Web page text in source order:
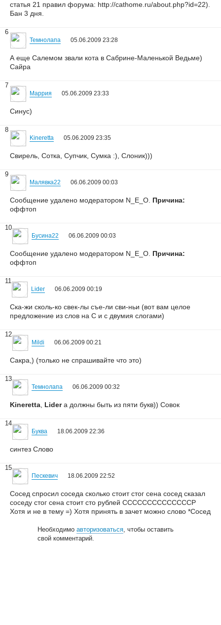
статья 21 правил форума: http://cathome.ru/about.php?id=22).
Бан 3 дня.
6
Темнолапа 05.06.2009 23:28
А еще Салемом звали кота в Сабрине-Маленькой Ведьме)
Сайра
7
Маррия 05.06.2009 23:33
Синус)
8
Kineretta 05.06.2009 23:35
Свирель, Сотка, Супчик, Сумка :), Слоник)))
9
Малявка22 06.06.2009 00:03
Сообщение удалено модератором N_E_O. Причина:
оффтоп
10
Бусина22 06.06.2009 00:03
Сообщение удалено модератором N_E_O. Причина:
оффтоп
11
Lider 06.06.2009 00:19
Ска-жи сколь-ко свек-лы съе-ли сви-ньи (вот вам целое
предложение из слов на С и с двумия слогами)
12
Mildi 06.06.2009 00:21
Сакра,) (только не спрашивайте что это)
13
Темнолапа 06.06.2009 00:32
Kineretta Liderа должны быть из пяти букв)) Совок
14
Буква 18.06.2009 22:36
синтез Слово
15
Пескевич 18.06.2009 22:52
Сосед спросил соседа сколько стоит стог сена сосед сказал
соседу стог сена стоит сто рублей ССССССССССССССР
Хотя и не в тему =) Хотя принять в зачет можно слово *Сосед
Необходимоавторизоваться, чтобы оставить
свой комментарий.